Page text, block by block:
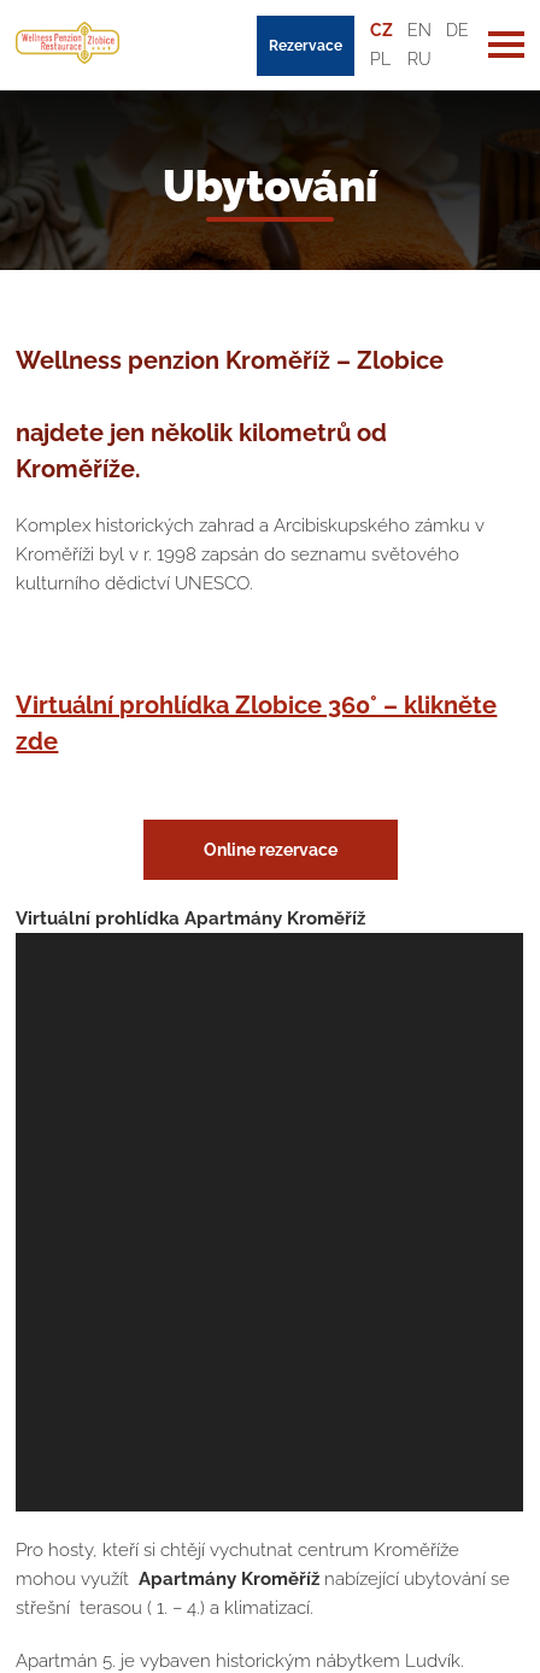
Rezervace
CZ EN
DE
PL
RU
Ubytování
Wellness penzion Kroměříž – Zlobice
najdete jen několik kilometrů od
Kroměříže.
Komplex historických zahrad a Arcibiskupského zámku v
Kroměříži byl v r. 1998 zapsán do seznamu světového
kulturního dědictví UNESCO.
Virtuální prohlídka Zlobice 360° – klikněte
zde
Online rezervace
Virtuální prohlídka Apartmány Kroměříž
Pro hosty, kteří si chtějí vychutnat centrum Kroměříže
mohou využít Apartmány Kroměříž nabízející ubytování se
střešní terasou ( 1. – 4.) a klimatizací.
Apartmán 5. je vybaven historickým nábytkem Ludvík.